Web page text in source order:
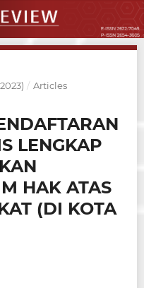
/ Articles
LENGKAP
HAK ATAS
(DI KOTA